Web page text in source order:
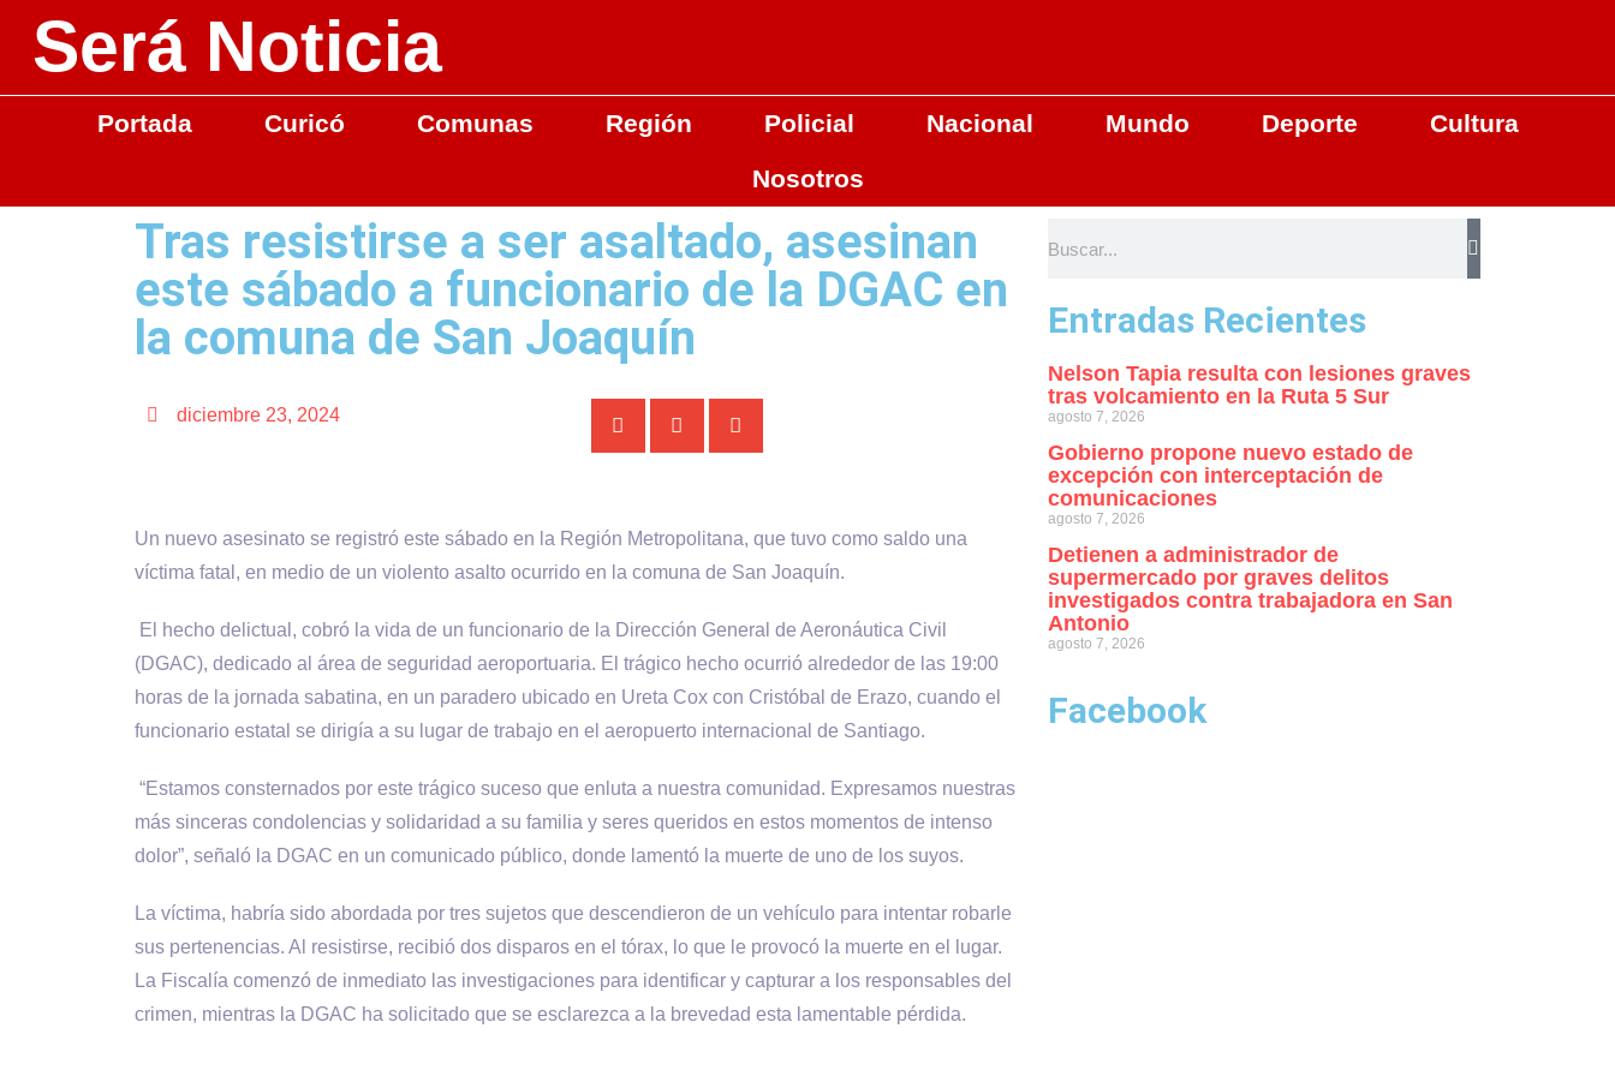
Será Noticia
Portada Curicó Comunas Región Policial Nacional Mundo Deporte
Cultura
Nosotros
Tras resistirse a ser asaltado, asesinan
este sábado a funcionario de la DGAC en
la comuna de San Joaquín
diciembre 23, 2024
Un nuevo asesinato se registró este sábado en la Región Metropolitana, que tuvo como saldo una
víctima fatal, en medio de un violento asalto ocurrido en la comuna de San Joaquín.
El hecho delictual, cobró la vida de un funcionario de la Dirección General de Aeronáutica Civil
(DGAC), dedicado al área de seguridad aeroportuaria. El trágico hecho ocurrió alrededor de las 19:00
horas de la jornada sabatina, en un paradero ubicado en Ureta Cox con Cristóbal de Erazo, cuando el
funcionario estatal se dirigía a su lugar de trabajo en el aeropuerto internacional de Santiago.
“Estamos consternados por este trágico suceso que enluta a nuestra comunidad. Expresamos nuestras
más sinceras condolencias y solidaridad a su familia y seres queridos en estos momentos de intenso
dolor”, señaló la DGAC en un comunicado público, donde lamentó la muerte de uno de los suyos.
La víctima, habría sido abordada por tres sujetos que descendieron de un vehículo para intentar robarle
sus pertenencias. Al resistirse, recibió dos disparos en el tórax, lo que le provocó la muerte en el lugar.
La Fiscalía comenzó de inmediato las investigaciones para identificar y capturar a los responsables del
crimen, mientras la DGAC ha solicitado que se esclarezca a la brevedad esta lamentable pérdida.
Entradas Recientes
Nelson Tapia resulta con lesiones graves
tras volcamiento en la Ruta 5 Sur
agosto 7, 2026
Gobierno propone nuevo estado de
excepción con interceptación de
comunicaciones
agosto 7, 2026
Detienen a administrador de
supermercado por graves delitos
investigados contra trabajadora en San
Antonio
agosto 7, 2026
Facebook